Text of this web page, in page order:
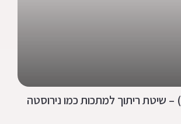
ריתוך טיג (TIG) – שיטת ריתוך למתכות כמו נירוסטה